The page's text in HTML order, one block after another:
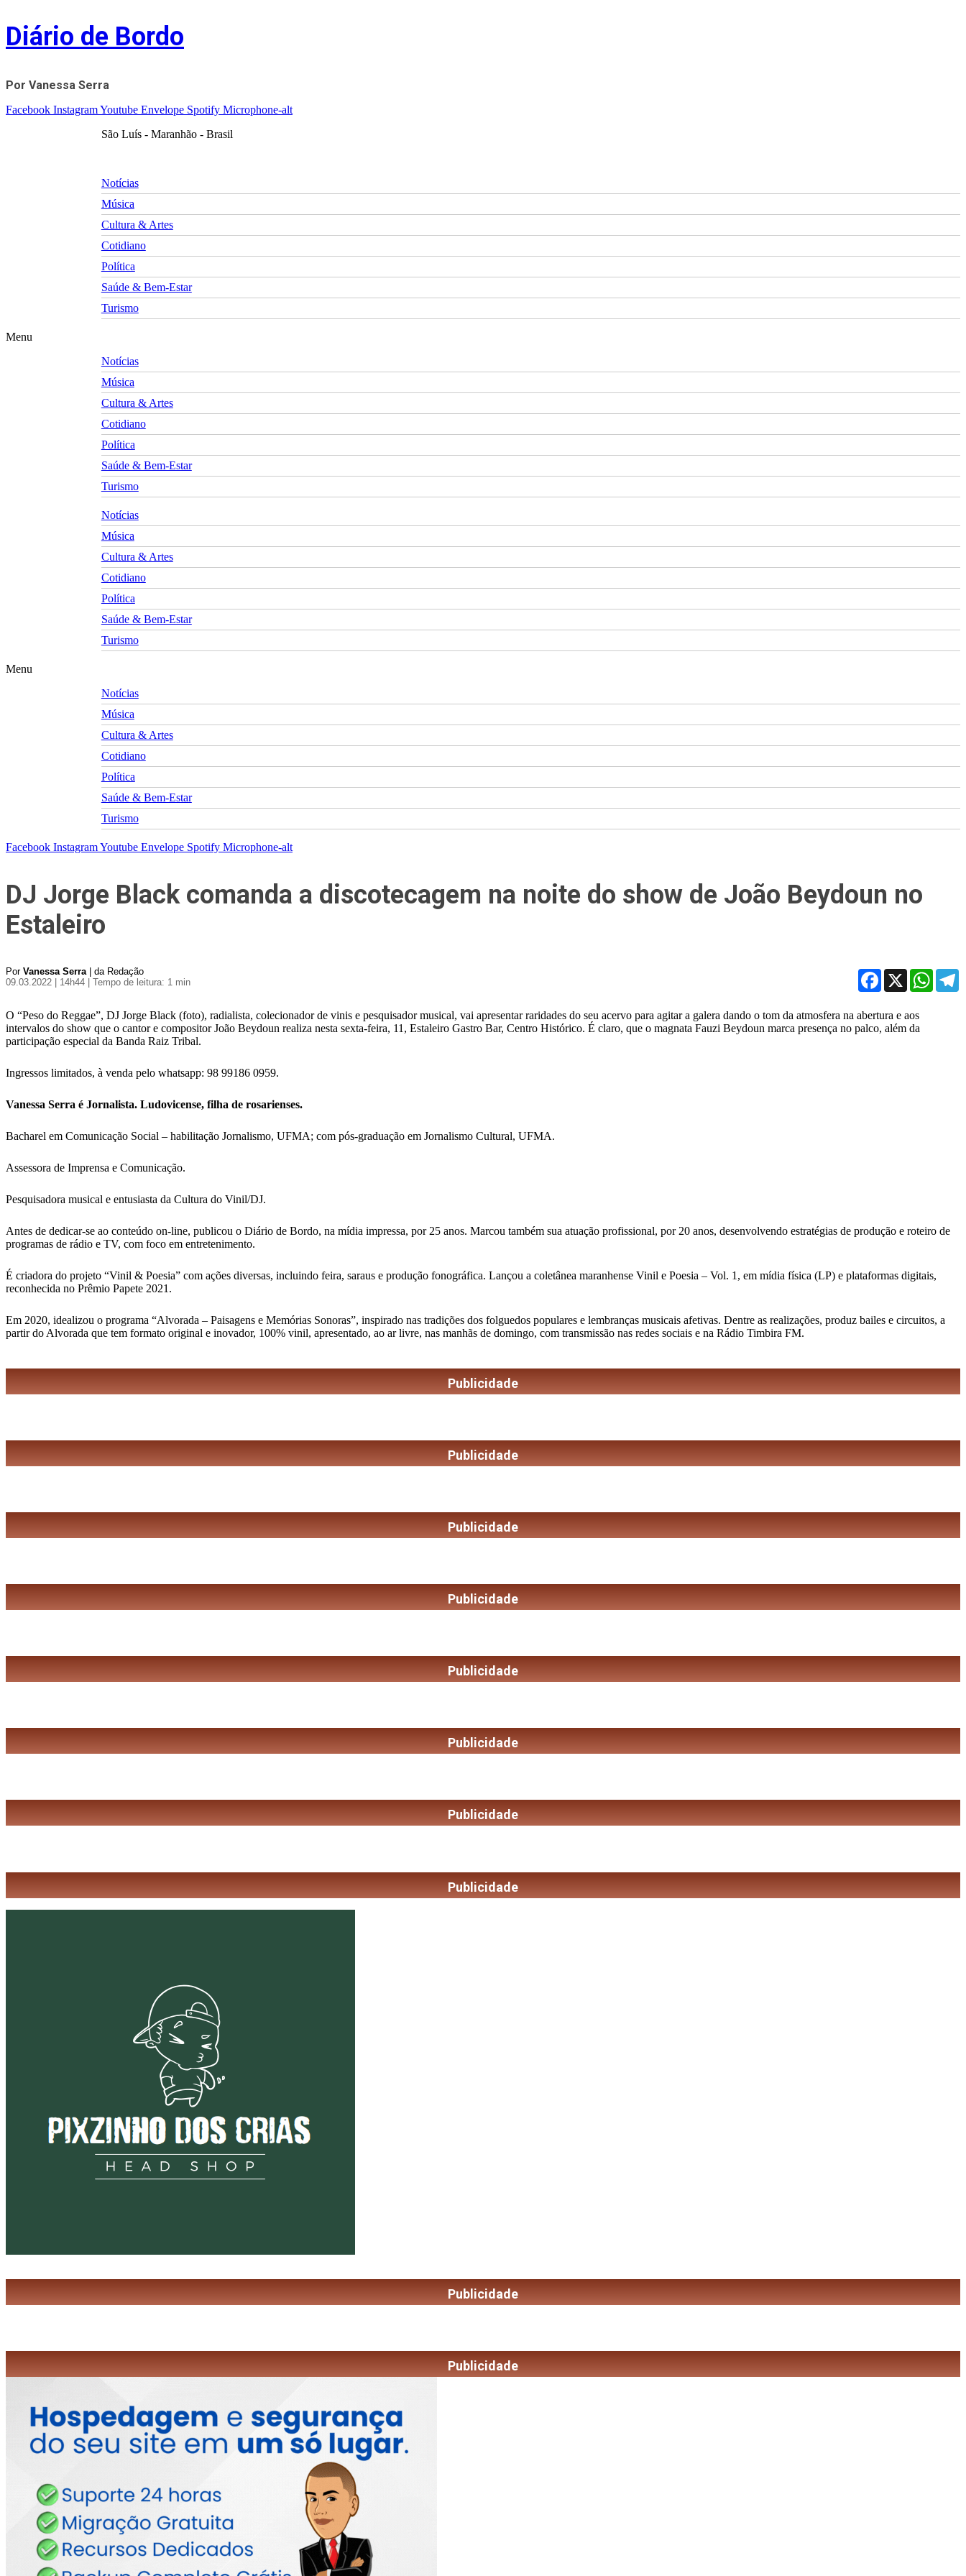
Skip
to
content
Diário de Bordo
Por Vanessa Serra
Facebook InstagramYoutube Envelope Spotify Microphone-alt
São Luís - Maranhão - Brasil
Notícias
Música
Cultura & Artes
Cotidiano
Política
Saúde & Bem-Estar
Turismo
Menu
Notícias
Música
Cultura & Artes
Cotidiano
Política
Saúde & Bem-Estar
Turismo
Notícias
Música
Cultura & Artes
Cotidiano
Política
Saúde & Bem-Estar
Turismo
Menu
Notícias
Música
Cultura & Artes
Cotidiano
Política
Saúde & Bem-Estar
Turismo
Facebook InstagramYoutube Envelope Spotify Microphone-alt
DJ Jorge Black comanda a discotecagem na noite do show de João Beydoun no
Estaleiro
Por Vanessa Serra| da Redação
09.03.2022 | 14h44
| Tempo de leitura: 1 min
Facebook
X
O “Peso do Reggae”, DJ Jorge Black (foto), radialista, colecionador de vinis e pesquisador musical, vai apresentar raridades do seu acervo para agitar a galera dando o tom da atmosfera na abertura e aos
intervalos do show que o cantor e compositor João Beydoun realiza nesta sexta-feira, 11, Estaleiro Gastro Bar, Centro Histórico. É claro, que o magnata Fauzi Beydoun marca presença no palco, além da
participação especial da Banda Raiz Tribal.
Ingressos limitados, à venda pelo whatsapp: 98 99186 0959.
Vanessa Serra é Jornalista. Ludovicense, filha de rosarienses.
Bacharel em Comunicação Social – habilitação Jornalismo, UFMA; com pós-graduação em Jornalismo Cultural, UFMA.
Assessora de Imprensa e Comunicação.
Pesquisadora musical e entusiasta da Cultura do Vinil/DJ.
Antes de dedicar-se ao conteúdo on-line, publicou o Diário de Bordo, na mídia impressa, por 25 anos. Marcou também sua atuação profissional, por 20 anos, desenvolvendo estratégias de produção e roteiro de
programas de rádio e TV, com foco em entretenimento.
É criadora do projeto “Vinil & Poesia” com ações diversas, incluindo feira, saraus e produção fonográfica. Lançou a coletânea maranhense Vinil e Poesia – Vol. 1, em mídia física (LP) e plataformas digitais,
reconhecida no Prêmio Papete 2021.
Em 2020, idealizou o programa “Alvorada – Paisagens e Memórias Sonoras”, inspirado nas tradições dos folguedos populares e lembranças musicais afetivas. Dentre as realizações, produz bailes e circuitos, a
partir do Alvorada que tem formato original e inovador, 100% vinil, apresentado, ao ar livre, nas manhãs de domingo, com transmissão nas redes sociais e na Rádio Timbira FM.
Publicidade
Publicidade
Publicidade
Publicidade
Publicidade
Publicidade
Publicidade
Publicidade
Publicidade
Publicidade